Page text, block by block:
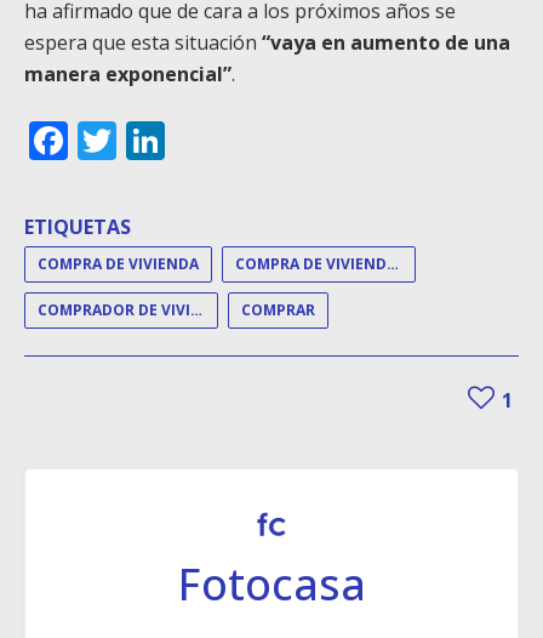
ha afirmado que de cara a los próximos años se
espera que esta situación “vaya en aumento de una
manera exponencial”.
Facebook
Twitter
ETIQUETAS
COMPRA DE VIVIENDA COMPRA DE VIVIENDAS
COMPRADOR DE VIVIENDA COMPRAR
1
Fotocasa